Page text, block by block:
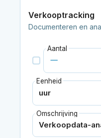
Verkooptracking
Documenteren en
Aantal
Eenheid
Omschrijving